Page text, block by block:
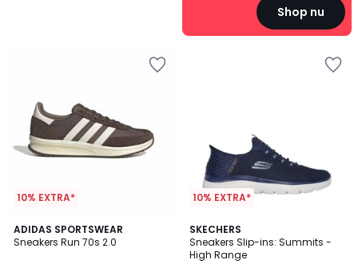
Shop nu
10% EXTRA*
ADIDAS SPORTSWEAR
Sneakers Run 70s 2.0
4,6
/ 5
10% EXTRA*
SKECHERS
Sneakers Slip-ins: Summits -
High Range
4,6
/ 5
2
Kleuren